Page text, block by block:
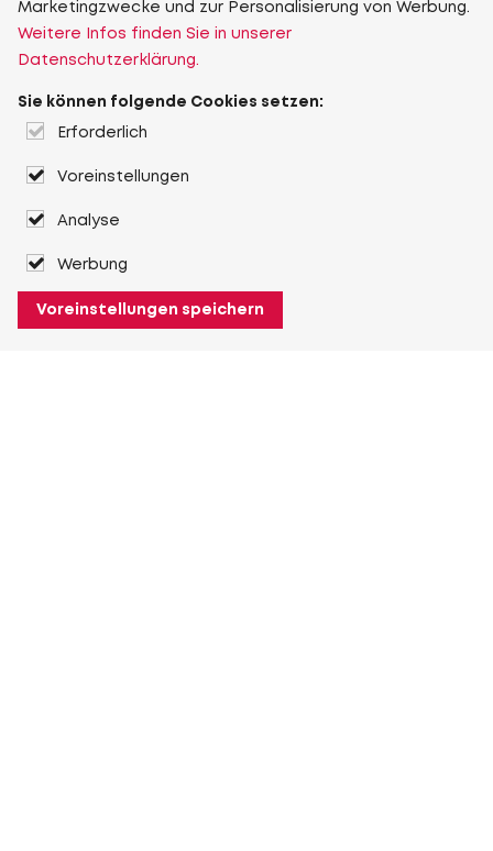
Marketingzwecke und zur Personalisierung von Werbung.
Weitere Infos finden Sie in unserer
Datenschutzerklärung.
Sie können folgende Cookies setzen:
Erforderlich
Voreinstellungen
Analyse
Werbung
Voreinstellungen speichern